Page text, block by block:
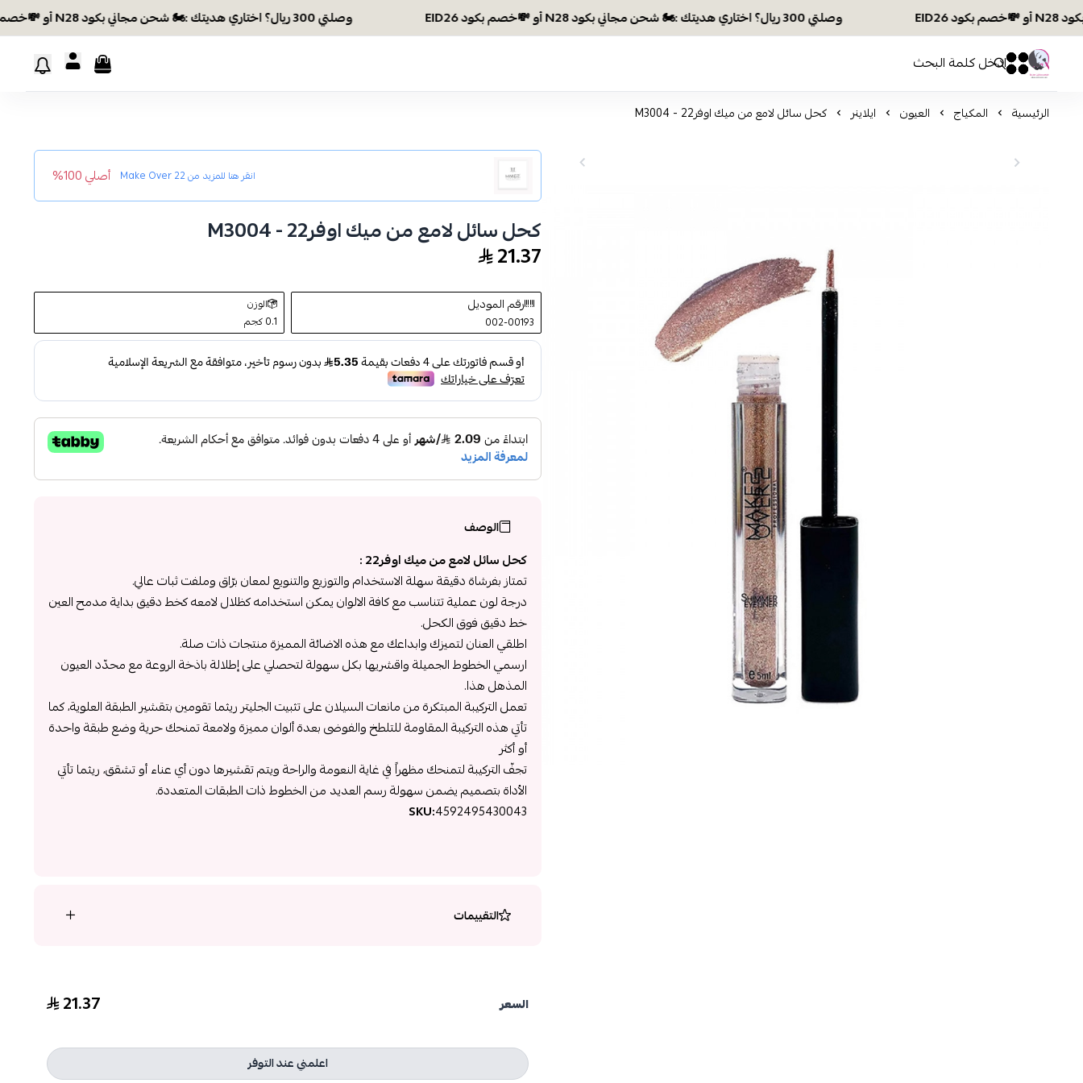
وصلتي 300 ريال؟ اختاري هديتك :🏍 شحن مجاني بكود N28 أو 💸خصم بكود EID26 وصلتي 300 ريال؟ اختاري هديتك :🏍 شحن مجاني بكود N28 أو 💸خصم بكود EID26
افكار ومخازن العناية
0 0
الرئيسية المكياج العيون ايلاينر كحل سائل لامع من ميك اوفر22 - M3004
انقر هنا للمزيد منMake Over 22 أصلي 100%
كحل سائل لامع من ميك اوفر22 - M3004
21.37
رقم الموديل
002-00193
الوزن
0.1 كجم
الوصف
كحل سائل لامع من ميك اوفر22 :
تمتاز بفرشاة دقيقة سهلة الاستخدام والتوزيع والتنويع لمعان برّاق وملفت ثبات عالي.
درجة لون عملية تتناسب مع كافة الالوان يمكن استخدامه كظلال لامعه كخط دقيق بداية مدمح العين
خط دقيق فوق الكحل.
اطلقي العنان لتميزك وابداعك مع هذه الاضائة المميزة منتجات ذات صلة.
ارسمي الخطوط الجميلة واقشريها بكل سهولة لتحصلي على إطلالة باذخة الروعة مع محدّد العيون
المذهل هذا.
تعمل التركيبة المبتكرة من مانعات السيلان على تثبيت الجليتر ريثما تقومين بتقشير الطبقة العلوية، كما
تأتي هذه التركيبة المقاومة للتلطخ والفوضى بعدة ألوان مميزة ولامعة تمنحك حرية وضع طبقة واحدة
أو أكثر
تجفّ التركيبة لتمنحك مظهراً في غاية النعومة والراحة ويتم تقشيرها دون أي عناء أو تشقق، ريثما تأتي
الأداة بتصميم يضمن سهولة رسم العديد من الخطوط ذات الطبقات المتعددة.
SKU:4592495430043
التقييمات
السعر 21.37
اعلمني عند التوفر